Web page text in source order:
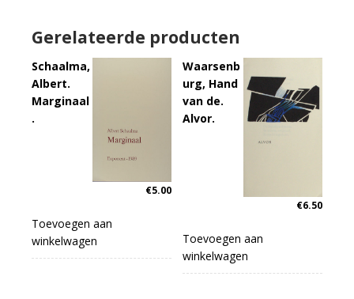
Gerelateerde producten
Schaalma,
Albert.
Marginaal
.
€5.00
Toevoegen aan
winkelwagen
Waarsenb
urg, Hand
van de.
Alvor.
€6.50
Toevoegen aan
winkelwagen